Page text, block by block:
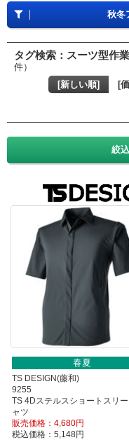
秋冬
タグ検索：スーツ型作
件）
[新しい順]
[
絞
春夏
TS DESIGN(藤和)
9255
TS 4Dステルスショートスリ
ャツ
販売価格：4,680円
税込価格：5,148円